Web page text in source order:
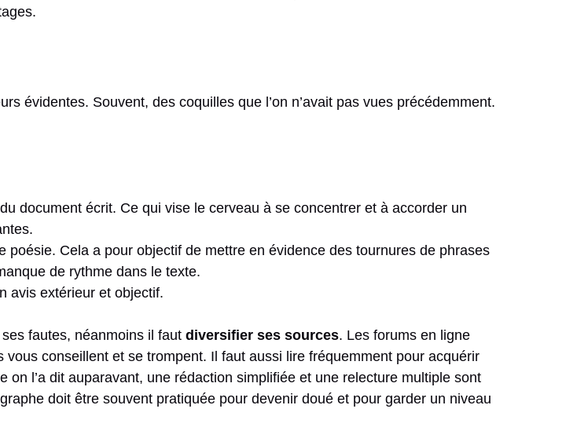
évidentes. Souvent, des coquilles que l’on n’avait pas vues précédemment.
document écrit. Ce qui vise le cerveau à se concentrer et à accorder un
poésie. Cela a pour objectif de mettre en évidence des tournures de phrases
de rythme dans le texte.
avis extérieur et objectif.
fautes, néanmoins il faut diversifier ses sources. Les forums en ligne
conseillent et se trompent. Il faut aussi lire fréquemment pour acquérir
l’a dit auparavant, une rédaction simplifiée et une relecture multiple sont
doit être souvent pratiquée pour devenir doué et pour garder un niveau